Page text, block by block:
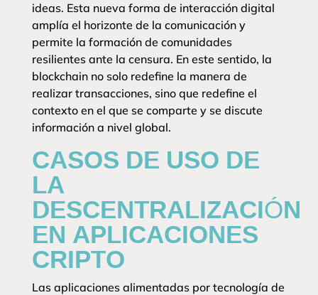
ideas. Esta nueva forma de interacción digital
amplía el horizonte de la comunicación y
permite la formación de comunidades
resilientes ante la censura. En este sentido, la
blockchain no solo redefine la manera de
realizar transacciones, sino que redefine el
contexto en el que se comparte y se discute
información a nivel global.
CASOS DE USO DE
LA
DESCENTRALIZACIÓN
EN APLICACIONES
CRIPTO
Las aplicaciones alimentadas por tecnología de